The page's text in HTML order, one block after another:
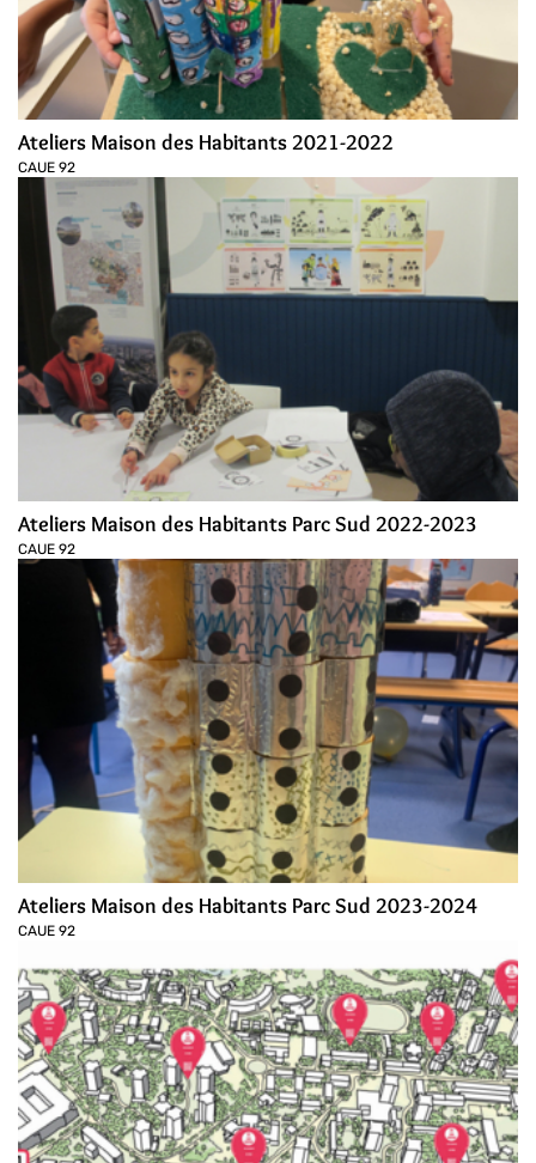
Ateliers Maison des Habitants 2021-2022
CAUE 92
Ateliers Maison des Habitants Parc Sud 2022-2023
CAUE 92
Ateliers Maison des Habitants Parc Sud 2023-2024
CAUE 92